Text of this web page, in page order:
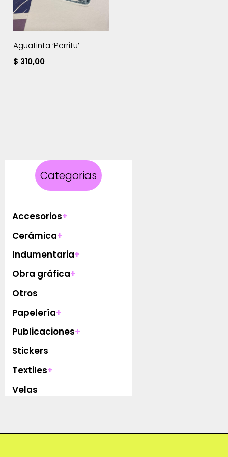
Categorias
Accesorios+
Cerámica+
Indumentaria+
Obra gráfica+
Otros
Papelería+
Publicaciones+
Stickers
Textiles+
Velas
Aguatinta ‘Perritu’
$ 310,00